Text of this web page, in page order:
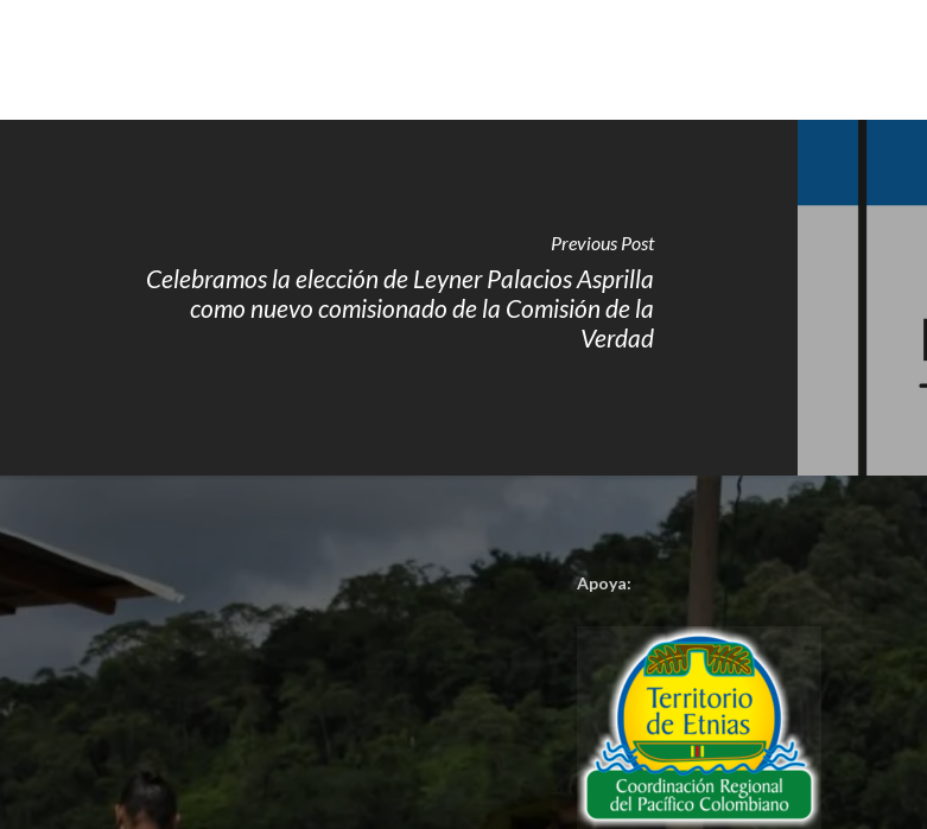
Previous Post
Celebramos la elección de Leyner Palacios Asprilla
como nuevo comisionado de la Comisión de la
Verdad
Apoya: